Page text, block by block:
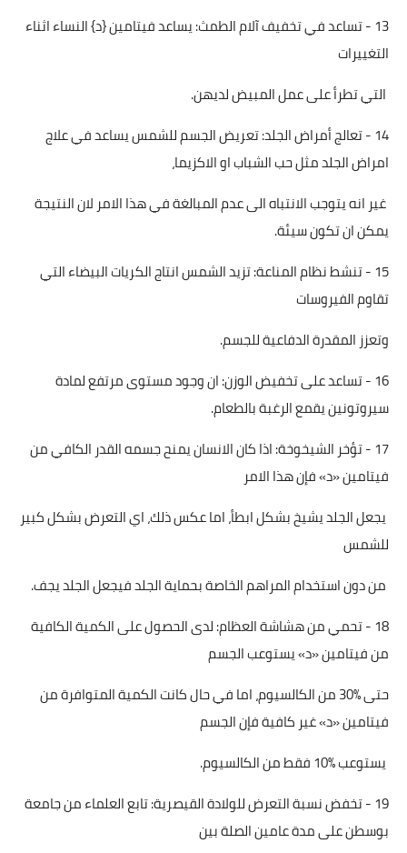
13 - تساعد في تخفيف آلام الطمث: يساعد فيتامين {د} النساء اثناء
التغييرات
التي تطرأ على عمل المبيض لديهن.
14 - تعالج أمراض الجلد: تعريض الجسم للشمس يساعد في علاج
امراض الجلد مثل حب الشباب او الاكزيما،
غير انه يتوجب الانتباه الى عدم المبالغة في هذا الامر لان النتيجة
يمكن ان تكون سيئة.
15 - تنشط نظام المناعة: تزيد الشمس انتاج الكريات البيضاء التي
تقاوم الفيروسات
وتعزز المقدرة الدفاعية للجسم.
16 - تساعد على تخفيض الوزن: ان وجود مستوى مرتفع لمادة
سيروتونين يقمع الرغبة بالطعام.
17 - تؤخر الشيخوخة: اذا كان الانسان يمنح جسمه القدر الكافي من
فيتامين «د» فإن هذا الامر
يجعل الجلد يشيخ بشكل ابطأ، اما عكس ذلك، اي التعرض بشكل كبير
للشمس
من دون استخدام المراهم الخاصة بحماية الجلد فيجعل الجلد يجف.
18 - تحمي من هشاشة العظام: لدى الحصول على الكمية الكافية
من فيتامين «د» يستوعب الجسم
حتى %30 من الكالسيوم، اما في حال كانت الكمية المتوافرة من
فيتامين «د» غير كافية فإن الجسم
يستوعب %10 فقط من الكالسيوم.
19 - تخفض نسبة التعرض للولادة القيصرية: تابع العلماء من جامعة
بوسطن على مدة عامين الصلة بين